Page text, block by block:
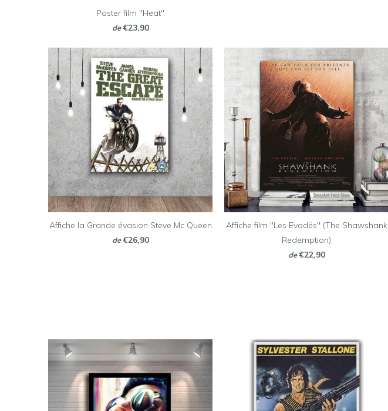
Poster film "Heat"
de €23,90
Affiche la Grande évasion Steve Mc Queen
de €26,90
Affiche film "Les Evadés" (The Shawshank
Redemption)
de €22,90